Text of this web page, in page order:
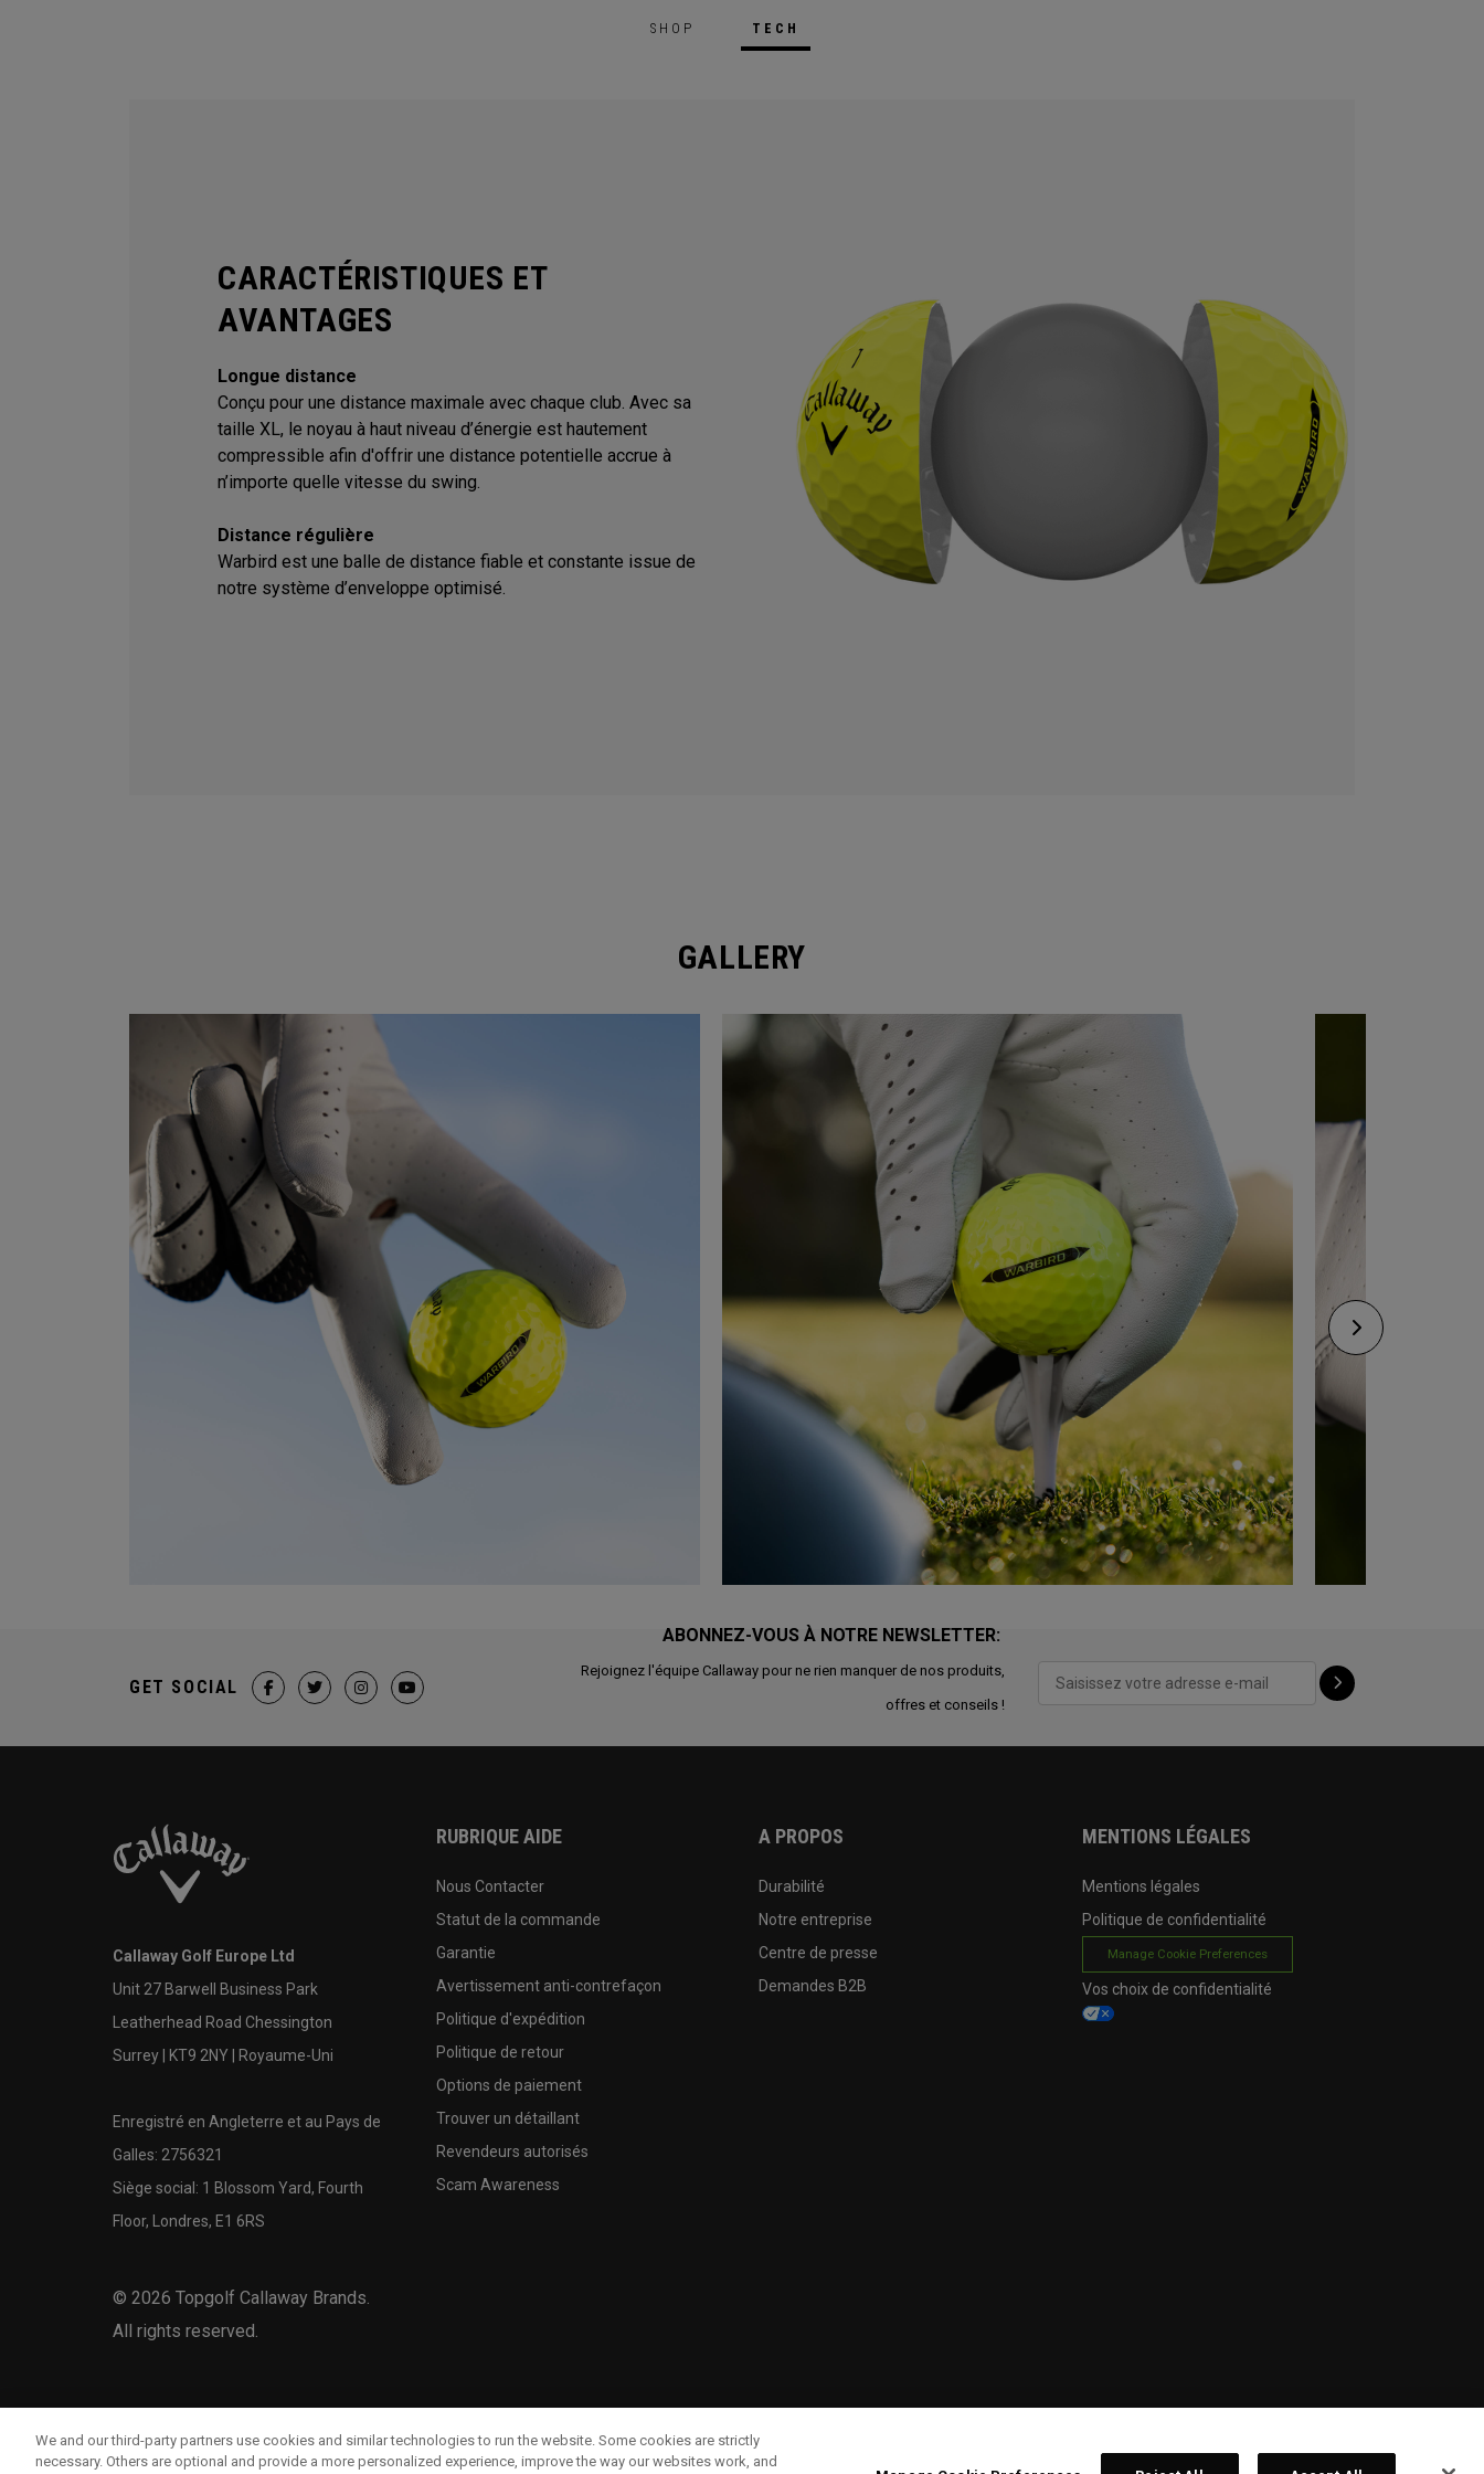
SHOP TECH
CARACTÉRISTIQUES ET
AVANTAGES
Longue distance
Conçu pour une distance maximale avec chaque club. Avec sa
taille XL, le noyau à haut niveau d’énergie est hautement
compressible afin d'offrir une distance potentielle accrue à
n’importe quelle vitesse du swing.
Distance régulière
Warbird est une balle de distance fiable et constante issue de
notre système d’enveloppe optimisé.
GALLERY
ABONNEZ-VOUS À NOTRE NEWSLETTER:
Rejoignez l'équipe Callaway pour ne rien manquer de nos produits,
offres et conseils !
GET SOCIAL
Callaway Golf Europe Ltd
Unit 27 Barwell Business Park
Leatherhead Road Chessington
Surrey | KT9 2NY | Royaume-Uni
Enregistré en Angleterre et au Pays de
Galles: 2756321
Siège social: 1 Blossom Yard, Fourth
Floor, Londres, E1 6RS
© 2026 Topgolf Callaway Brands.
All rights reserved.
RUBRIQUE AIDE
Nous Contacter
Statut de la commande
Garantie
Avertissement anti-contrefaçon
Politique d'expédition
Politique de retour
Options de paiement
Trouver un détaillant
Revendeurs autorisés
Scam Awareness
A PROPOS
Durabilité
Notre entreprise
Centre de presse
Demandes B2B
MENTIONS LÉGALES
Mentions légales
Politique de confidentialité
Manage Cookie Preferences
Vos choix de confidentialité
We and our third-party partners use cookies and similar technologies to run the website. Some cookies are strictly
necessary. Others are optional and provide a more personalized experience, improve the way our websites work, and